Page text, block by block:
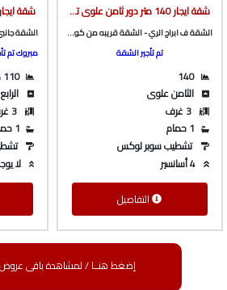
شقة ايجار 140 متر دور ثامن علوى تشطيب سوبر لوكس من الوسيط العقارية بشبين الكوم
الشقة ف ابراج الري - الشقة قريبه من كوبري فينيسيا
تم تأجير الشقة
140
الثامن علوى
1 حمام
تشطيب سوبر لوكس
التفاصيل
110 متر
3 غرف
1 حمام
لا
إضغط هنــا / لمشاهدة باقى